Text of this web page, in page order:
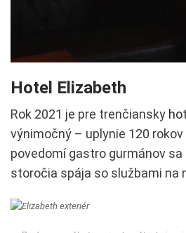
Hotel Elizabeth
Rok 2021 je pre trenčiansky
výnimočný – uplynie 120
povedomí gastro gurmánov sa
storočia spája so službami na